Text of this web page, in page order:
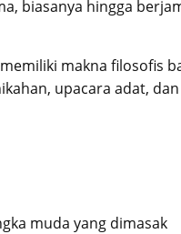
biasanya hingga
makna filosofis
upacara adat, dan
muda yang dimasak